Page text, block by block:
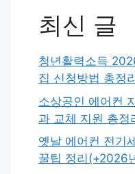
최신 글
청년활력소득
집 신청방법 총정
소상공인 에어컨
과 교체 지원 총정
옛날 에어컨 전기
꿀팁 정리(+2026